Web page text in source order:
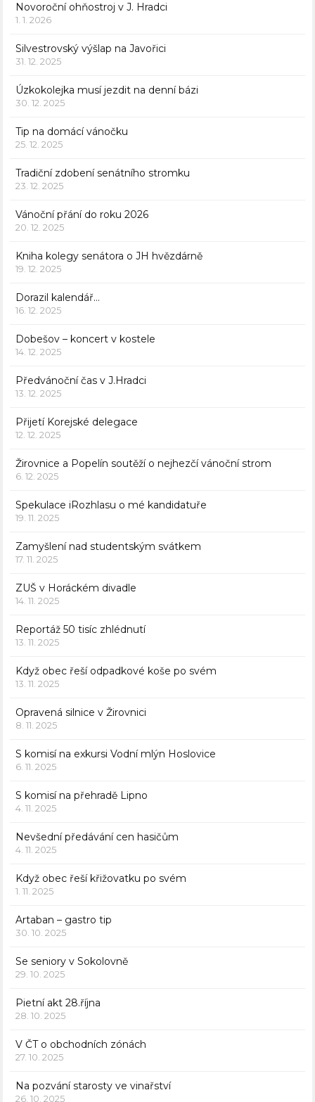
Novoroční ohňostroj v J. Hradci
1. 1. 2026
Silvestrovský výšlap na Javořici
31. 12. 2025
Úzkokolejka musí jezdit na denní bázi
30. 12. 2025
Tip na domácí vánočku
25. 12. 2025
Tradiční zdobení senátního stromku
23. 12. 2025
Vánoční přání do roku 2026
20. 12. 2025
Kniha kolegy senátora o JH hvězdárně
19. 12. 2025
Dorazil kalendář…
16. 12. 2025
Dobešov – koncert v kostele
14. 12. 2025
Předvánoční čas v J.Hradci
13. 12. 2025
Přijetí Korejské delegace
12. 12. 2025
Žirovnice a Popelín soutěží o nejhezčí vánoční strom
6. 12. 2025
Spekulace iRozhlasu o mé kandidatuře
19. 11. 2025
Zamyšlení nad studentským svátkem
17. 11. 2025
ZUŠ v Horáckém divadle
14. 11. 2025
Reportáž 50 tisíc zhlédnutí
13. 11. 2025
Když obec řeší odpadkové koše po svém
13. 11. 2025
Opravená silnice v Žirovnici
8. 11. 2025
S komisí na exkursi Vodní mlýn Hoslovice
6. 11. 2025
S komisí na přehradě Lipno
4. 11. 2025
Nevšední předávání cen hasičům
4. 11. 2025
Když obec řeší křižovatku po svém
1. 11. 2025
Artaban – gastro tip
30. 10. 2025
Se seniory v Sokolovně
29. 10. 2025
Pietní akt 28.října
28. 10. 2025
V ČT o obchodních zónách
27. 10. 2025
Na pozvání starosty ve vinařství
26. 10. 2025